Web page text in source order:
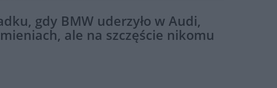
gdy BMW uderzyło w Audi,
ale na szczęście nikomu